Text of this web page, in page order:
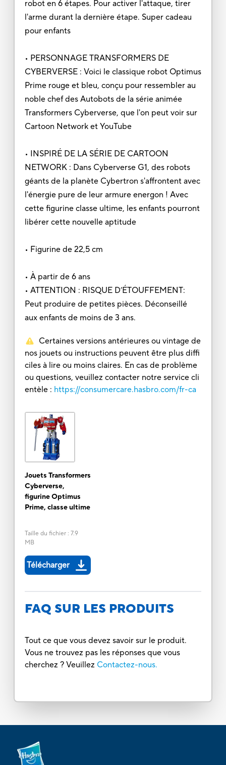
robot en 6 étapes. Pour activer l'attaque, tirer
l'arme durant la dernière étape. Super cadeau
pour enfants
• PERSONNAGE TRANSFORMERS DE
CYBERVERSE : Voici le classique robot Optimus
Prime rouge et bleu, conçu pour ressembler au
noble chef des Autobots de la série animée
Transformers Cyberverse, que l'on peut voir sur
Cartoon Network et YouTube
• INSPIRÉ DE LA SÉRIE DE CARTOON
NETWORK : Dans Cyberverse G1, des robots
géants de la planète Cybertron s'affrontent avec
l'énergie pure de leur armure energon ! Avec
cette figurine classe ultime, les enfants pourront
libérer cette nouvelle aptitude
• Figurine de 22,5 cm
• À partir de 6 ans
• ATTENTION : RISQUE D’ÉTOUFFEMENT:
Peut produire de petites pièces. Déconseillé
aux enfants de moins de 3 ans.
Certaines versions antérieures ou vintage de
nos jouets ou instructions peuvent être plus diffi
ciles à lire ou moins claires. En cas de problème
ou questions, veuillez contacter notre service cli
entèle : https://consumercare.hasbro.com/fr-ca
Jouets Transformers
Cyberverse,
figurine Optimus
Prime, classe ultime
Taille du fichier: 7.9
MB
Télécharger
FAQ SUR LES PRODUITS
Tout ce que vous devez savoir sur le produit.
Vous ne trouvez pas les réponses que vous
cherchez ? Veuillez Contactez-nous.